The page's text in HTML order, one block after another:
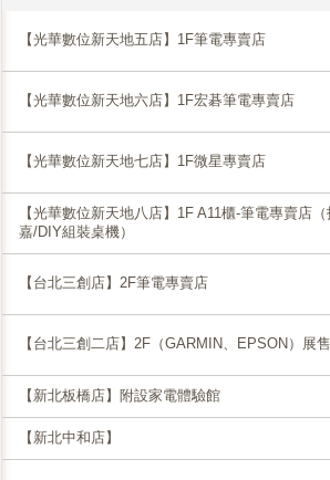
【光華數位新天地五店】1F筆電專賣店
【光華數位新天地六店】1F宏碁筆電專賣店
【光華數位新天地七店】1F微星專賣店
【光華數位新天地八店】1F A11櫃-筆電專賣店（
嘉/DIY組裝桌機）
【台北三創店】2F筆電專賣店
【台北三創二店】2F（GARMIN、EPSON）展
【新北板橋店】附設家電體驗館
【新北中和店】